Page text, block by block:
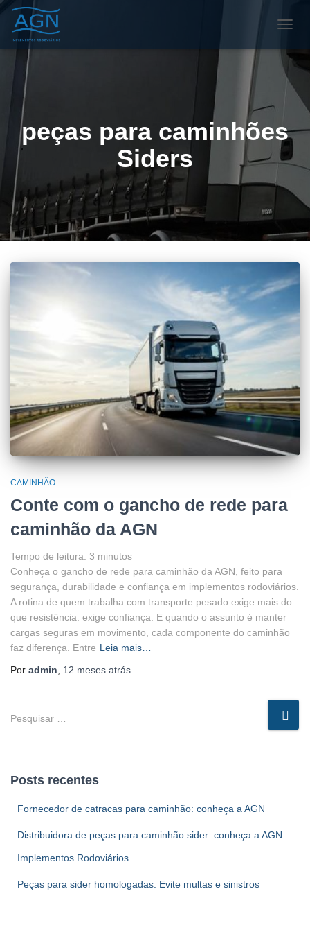
peças para caminhões
Siders
CAMINHÃO
Conte com o gancho de rede para
caminhão da AGN
Tempo de leitura: 3 minutos
Conheça o gancho de rede para caminhão da AGN, feito para
segurança, durabilidade e confiança em implementos rodoviários.
A rotina de quem trabalha com transporte pesado exige mais do
que resistência: exige confiança. E quando o assunto é manter
cargas seguras em movimento, cada componente do caminhão
faz diferença. Entre Leia mais…
Por admin 12 meses atrás
P
e
u
Posts recentes
Fornecedor de catracas para caminhão: conheça a AGN
Distribuidora de peças para caminhão sider: conheça a AGN
Implementos Rodoviários
Peças para sider homologadas: Evite multas e sinistros